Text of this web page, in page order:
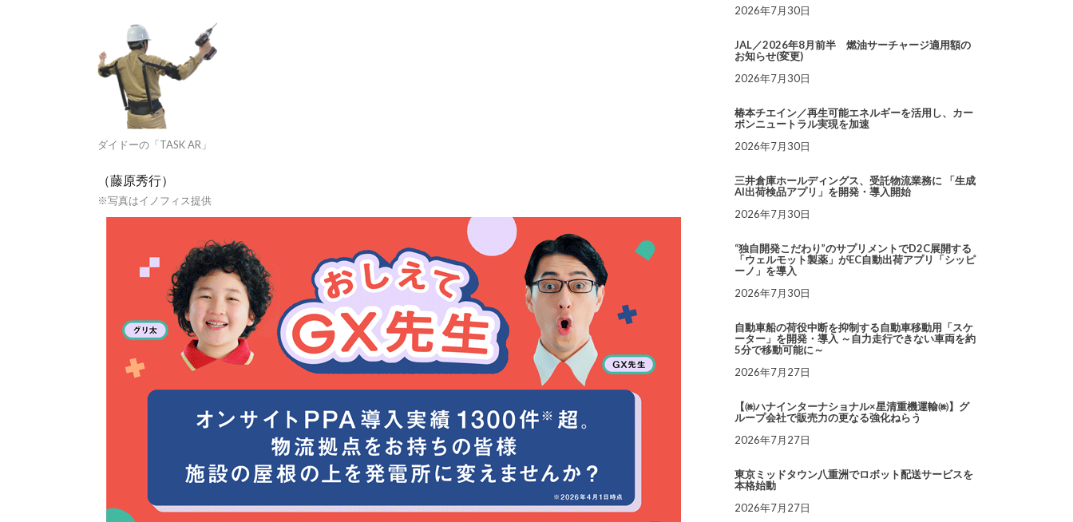
ダイドーの「TASK AR」
（藤原秀行）
※写真はイノフィス提供
2026年7月30日
JAL／2026年8月前半 燃油サーチャージ適用額の
お知らせ(変更)
2026年7月30日
椿本チエイン／再生可能エネルギーを活用し、カー
ボンニュートラル実現を加速
2026年7月30日
三井倉庫ホールディングス、受託物流業務に 「生成
AI出荷検品アプリ」を開発・導入開始
2026年7月30日
“独自開発こだわり”のサプリメントでD2C展開する
「ウェルモット製薬」がEC自動出荷アプリ「シッピ
ーノ」を導入
2026年7月30日
自動車船の荷役中断を抑制する自動車移動用「スケ
ーター」を開発・導入 ～自力走行できない車両を約
5分で移動可能に～
2026年7月27日
【㈱ハナインターナショナル×星清重機運輸㈱】グ
ループ会社で販売力の更なる強化ねらう
2026年7月27日
東京ミッドタウン八重洲でロボット配送サービスを
本格始動
2026年7月27日